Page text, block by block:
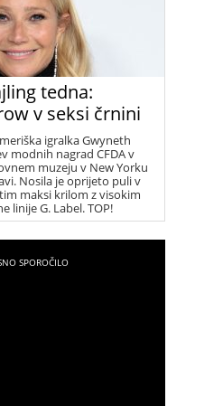
tedna:
v seksi črnini
igralka Gwyneth
modnih nagrad CFDA v
muzeju v New Yorku
Nosila je oprijeto puli v
maksi krilom z visokim
linije G. Label. TOP!